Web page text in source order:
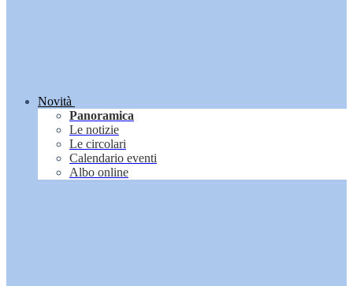
Novità
Panoramica
Le notizie
Le circolari
Calendario eventi
Albo online